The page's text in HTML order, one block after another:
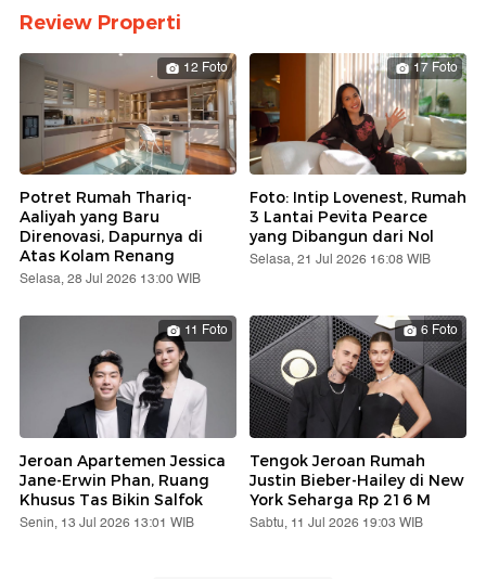
Review Properti
12 Foto
Potret Rumah Thariq-
Aaliyah yang Baru
Direnovasi, Dapurnya di
Atas Kolam Renang
Selasa, 28 Jul 2026 13:00 WIB
17 Foto
Foto: Intip Lovenest, Rumah
3 Lantai Pevita Pearce
yang Dibangun dari Nol
Selasa, 21 Jul 2026 16:08 WIB
11 Foto
Jeroan Apartemen Jessica
Jane-Erwin Phan, Ruang
Khusus Tas Bikin Salfok
Senin, 13 Jul 2026 13:01 WIB
6 Foto
Tengok Jeroan Rumah
Justin Bieber-Hailey di New
York Seharga Rp 216 M
Sabtu, 11 Jul 2026 19:03 WIB